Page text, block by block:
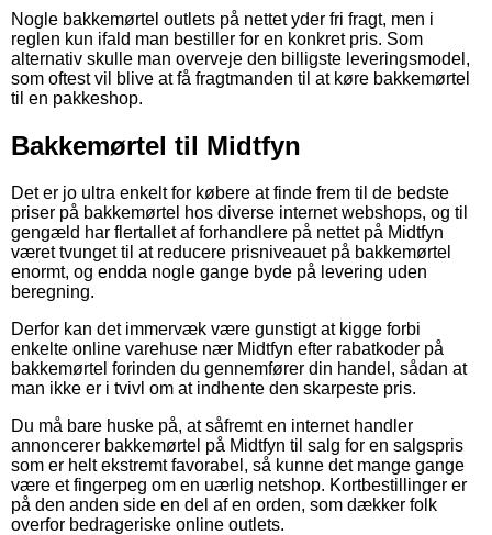
Nogle bakkemørtel outlets på nettet yder fri fragt, men i
reglen kun ifald man bestiller for en konkret pris. Som
alternativ skulle man overveje den billigste leveringsmodel,
som oftest vil blive at få fragtmanden til at køre bakkemørtel
til en pakkeshop.
Bakkemørtel til Midtfyn
Det er jo ultra enkelt for købere at finde frem til de bedste
priser på bakkemørtel hos diverse internet webshops, og til
gengæld har flertallet af forhandlere på nettet på Midtfyn
været tvunget til at reducere prisniveauet på bakkemørtel
enormt, og endda nogle gange byde på levering uden
beregning.
Derfor kan det immervæk være gunstigt at kigge forbi
enkelte online varehuse nær Midtfyn efter rabatkoder på
bakkemørtel forinden du gennemfører din handel, sådan at
man ikke er i tvivl om at indhente den skarpeste pris.
Du må bare huske på, at såfremt en internet handler
annoncerer bakkemørtel på Midtfyn til salg for en salgspris
som er helt ekstremt favorabel, så kunne det mange gange
være et fingerpeg om en uærlig netshop. Kortbestillinger er
på den anden side en del af en orden, som dækker folk
overfor bedrageriske online outlets.